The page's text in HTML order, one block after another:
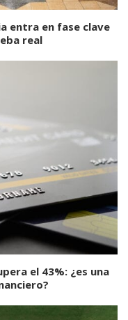
entra en fase clave
real
el 43%: ¿es una